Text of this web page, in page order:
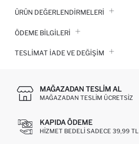
ÜRÜN DEĞERLENDİRMELERİ
ÖDEME BİLGİLERİ
TESLIMAT İADE VE DEĞIŞIM
MAĞAZADAN TESLIM AL
MAĞAZADAN TESLIM ÜCRETSIZ
KAPIDA ÖDEME
HIZMET BEDELI SADECE 39,99 TL